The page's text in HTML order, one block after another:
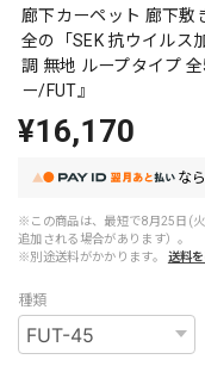
廊下カーペット 廊下
全の「SEK 抗ウイルス
調 無地 ループタイプ
ー/FUT』
¥16,170
なら
※この商品は、最短で8月25日(
追加される場合があります）。
※別途送料がかかります。
送料
種類